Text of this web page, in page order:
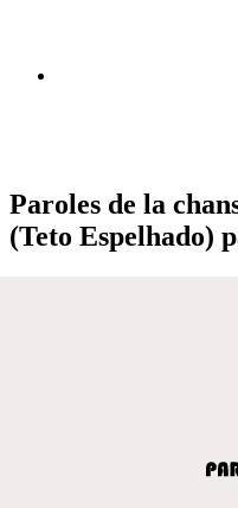
Paroles de la
(Teto Espelhado)